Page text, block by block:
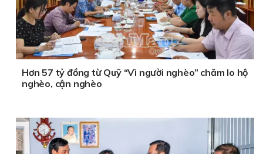
Hơn 57 tỷ đồng từ Quỹ “Vì người nghèo” chăm lo hộ
nghèo, cận nghèo